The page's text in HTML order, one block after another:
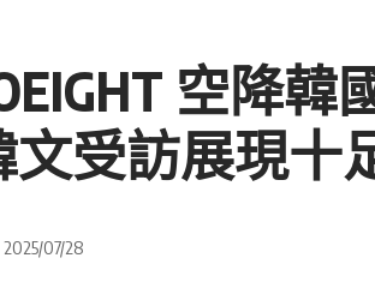
空降
文受訪展現十
2025/07/28